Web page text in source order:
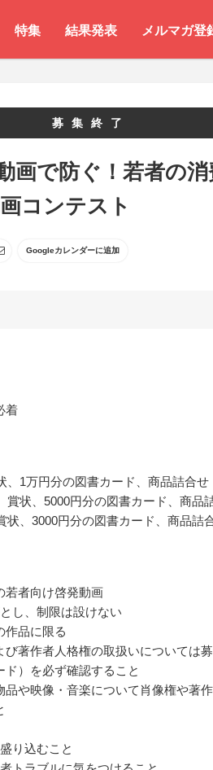
特集 結果発表 メルマガ登
募集終了
画で防ぐ！若者の消
コンテスト
Googleカレンダーに追加
着
1万円分の図書カード、商品詰合せ
状、5000円分の図書カード、商品
、3000円分の図書カード、商品詰
若者向け啓発動画
し、制限は設けない
品に限る
著作者人格権の取扱いについては
ド）を必ず確認すること
や映像・音楽について肖像権や著
り込むこと